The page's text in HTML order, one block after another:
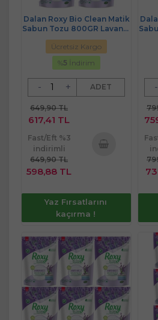
Dalan Roxy Bio Clean Matik
Sabun Tozu 800GR Lavanta
Bahçesi (4 Lü Set) (104
Yıkama)
Ücretsiz Kargo
%5 İndirim
- + ADET
649,90 TL
617,41 TL
Fast/Eft %3
indirimli
649,90 TL
598,88 TL
Yaz Fırsatlarını
kaçırma !
-